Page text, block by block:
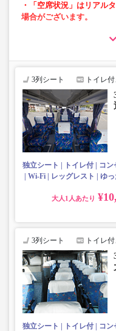
・「空席状況」はリアル
場合がございます。
・ゆったり快適な3列独
・フリーWi-Fi対応車両
※一部、大分バス便で
・充電設備（USBまた
・車内を常時換気、車
3列シート トイレ付
独立シート トイレ付 コン
Wi-Fi
レッグレスト ゆっ
大人
3列シート トイレ付
独立シート トイレ付 コン